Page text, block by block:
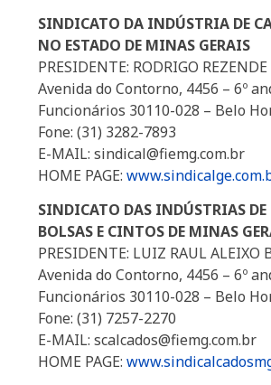
SINDICATO DA INDÚSTRIA DE
NO ESTADO DE MINAS GERAIS
PRESIDENTE: RODRIGO
Avenida do Contorno, 4456 – 6º
Funcionários 30110-028 – Belo
Fone: (31) 3282-7893
E-MAIL: sindical@fiemg.com.br
HOME PAGE:
SINDICATO DAS INDÚSTRIAS DE
BOLSAS E CINTOS DE MINAS
PRESIDENTE: LUIZ RAUL ALEIXO
Avenida do Contorno, 4456 – 6º
Funcionários 30110-028 – Belo
Fone: (31) 7257-2270
E-MAIL: scalcados@fiemg.com.br
HOME PAGE: